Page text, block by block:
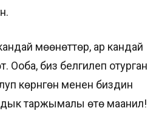
мөөнөттөрү, ар кандай
Ооба, биз белгилеп отурган
көрүнгөнү менен биздин
таржымалы өтө маанилүү!